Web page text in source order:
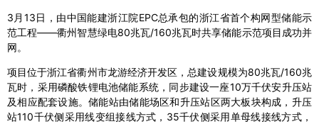
3月13日，由中国能建浙江院EPC总承包的浙江省首个构网型储能示
范工程——衢州智慧绿电80兆瓦/160兆瓦时共享储能示范项目成功并
网。
项目位于浙江省衢州市龙游经济开发区，总建设规模为80兆瓦/160兆
瓦时，采用磷酸铁锂电池储能系统，同步建设一座10万千伏安升压站
及相应配套设施。储能站由储能场区和升压站区两大板块构成，升压
站110千伏侧采用线变组接线方式，35千伏侧采用单母线接线方式，